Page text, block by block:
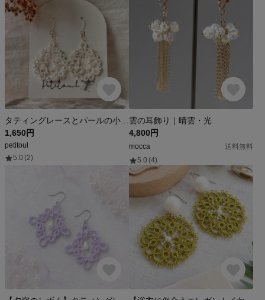
1,650円
petitoul
5.0 (2)
雲の耳飾り｜晴雲・光
4,800円
mocca
送料無料
5.0 (4)